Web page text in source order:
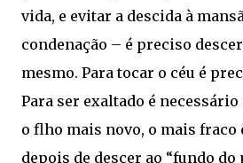
vida, e evitar a descida à
condenação – é preciso
mesmo. Para tocar o céu é
Para ser exaltado é
o flho mais novo, o mais fraco
depois de descer ao “fundo do